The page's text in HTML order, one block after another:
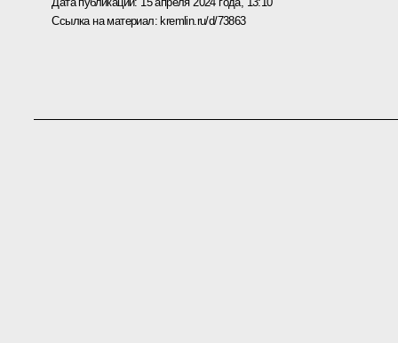
Ссылка на материал: kremlin.ru/d/73863